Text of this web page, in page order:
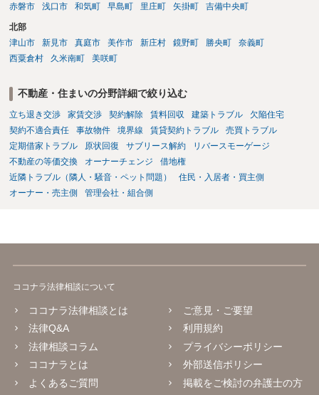
赤磐市
浅口市 和気町 早島町 里庄町 矢掛町 吉備中央町
北部
津山市
新見市 真庭市 美作市 新庄村 鏡野町 勝央町
奈義町
西粟倉村
久米南町 美咲町
不動産・住まいの分野詳細で絞り込む
立ち退き交渉 家賃交渉 契約解除 賃料回収 建築トラブル
欠陥住宅
契約不適合責任
事故物件 境界線 賃貸契約トラブル
売買トラブル
定期借家トラブル
原状回復 サブリース解約
リバースモーゲージ
不動産の等価交換
オーナーチェンジ
借地権
近隣トラブル（隣人・騒音・ペット問題）
住民・入居者・買主側
オーナー・売主側
管理会社・組合側
ココナラ法律相談について
ココナラ法律相談とは
法律Q&A
法律相談コラム
ココナラとは
よくあるご質問
ご意見・ご要望
利用規約
プライバシーポリシー
外部送信ポリシー
掲載をご検討の弁護士の方